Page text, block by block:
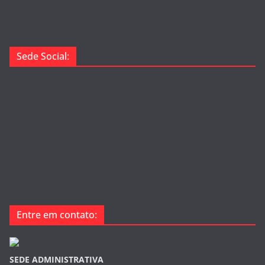
Sede Social:
Entre em contato:
SEDE ADMINISTRATIVA